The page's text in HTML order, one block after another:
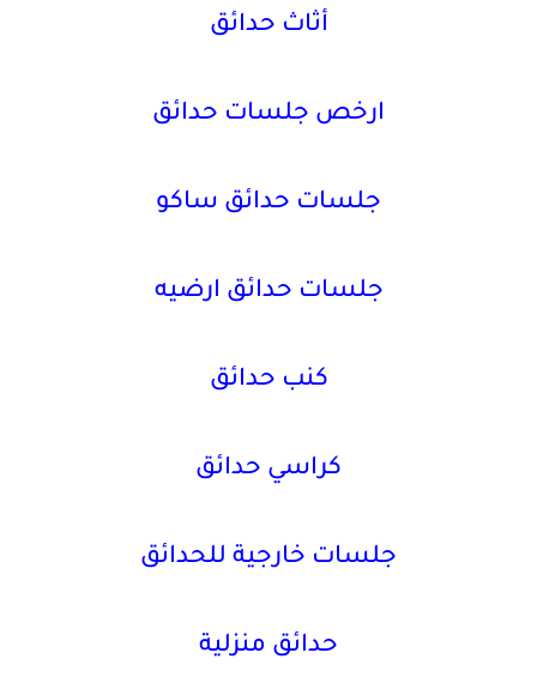
أثاث حدائق
ارخص جلسات حدائق
جلسات حدائق ساكو
جلسات حدائق ارضيه
كنب حدائق
كراسي حدائق
جلسات خارجية للحدائق
حدائق منزلية